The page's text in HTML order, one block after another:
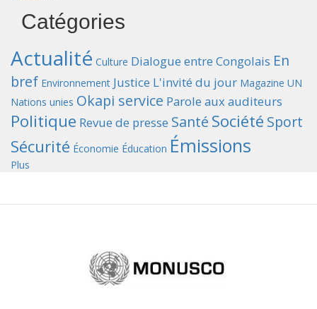
Catégories
Actualité Culture Dialogue entre Congolais En
bref Environnement Justice L'invité du jour Magazine UN
Nations unies Okapi service Parole aux auditeurs
Politique Revue de presse Santé Société Sport
Sécurité Économie Éducation Émissions
Plus